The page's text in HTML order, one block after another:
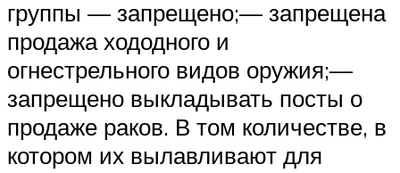
группы — запрещено;— запрещена
продажа хододного и
огнестрельного видов оружия;—
запрещено выкладывать посты о
продаже раков. В том количестве, в
котором их вылавливают для